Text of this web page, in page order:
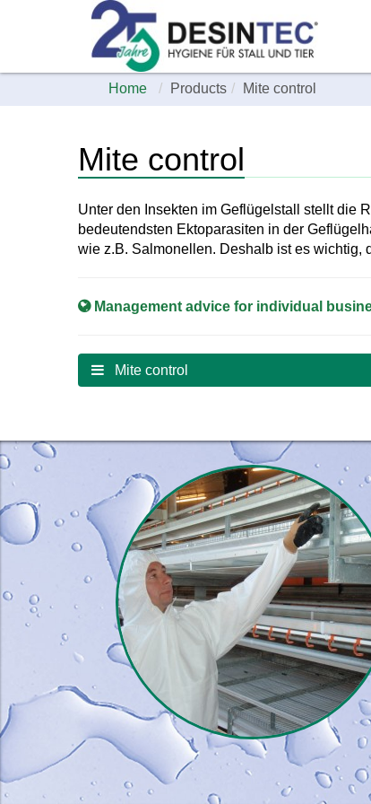
Home Products Mite control
Mite control
Unter den Insekten im Geflügelstall stellt die
bedeutendsten Ektoparasiten in der
wie z.B. Salmonellen. Deshalb ist es wichtig,
Management advice for individual
Mite control